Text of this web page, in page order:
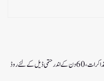
امریکا اور ایران کے درمیان سوئس مذاکرات ، 60دن کے اندر حتمی ڈیل کےلئے روڈ